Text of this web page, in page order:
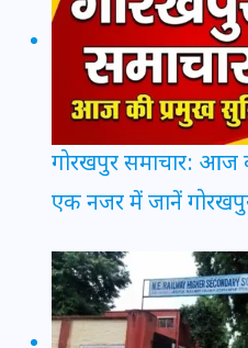
गोरखपुर समाचार: आज
एक नजर में जानें